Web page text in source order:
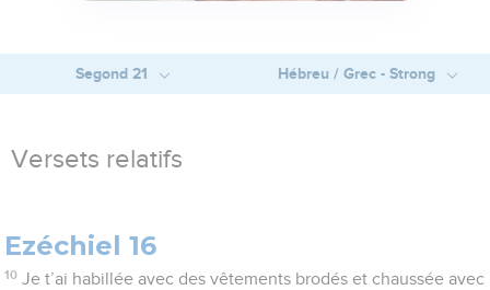
Segond 21 Hébreu / Grec - Strong
Versets relatifs
Ezéchiel 16
10 Je t’ai habillée avec des vêtements brodés et chaussée avec